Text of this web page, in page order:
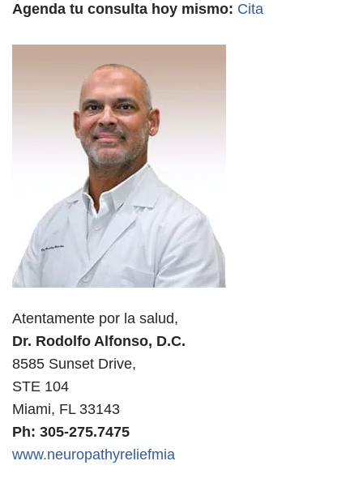
Agenda tu consulta hoy mismo: Cita
Atentamente por la salud,
Dr. Rodolfo Alfonso, D.C.
8585 Sunset Drive,
STE 104
Miami, FL 33143
Ph: 305-275.7475
www.neuropathyreliefmia